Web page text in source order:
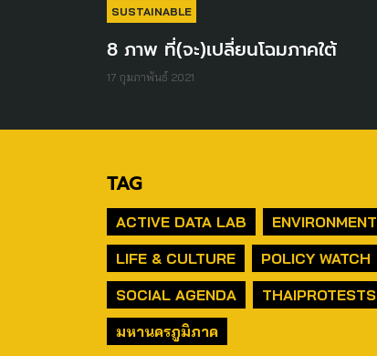
SUSTAINABLE
8 ภาพ ที่(จะ)เปลี่ยนโฉมภาคใต้
17 กุมภาพันธ์ 2021
TAG
ACTIVE DATA LAB ENVIRONMENT
LIFE & CULTURE
POLICY WATCH
SOCIAL AGENDA
THAIPROTESTS
มหานครภูมิภาค